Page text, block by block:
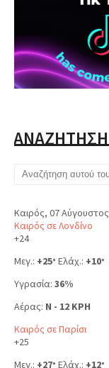
ΑΝΑΖΗΤΗΣΗ
Καιρός, 07 Αύγουστος
Καιρός σε Λονδίνο
+24
Μεγ.: +25° Ελάχ.: +10°
Υγρασία: 36%
Αέρας: N - 12 KPH
Καιρός σε Παρίσι
+25
Μεγ.: +27° Ελάχ.: +12°